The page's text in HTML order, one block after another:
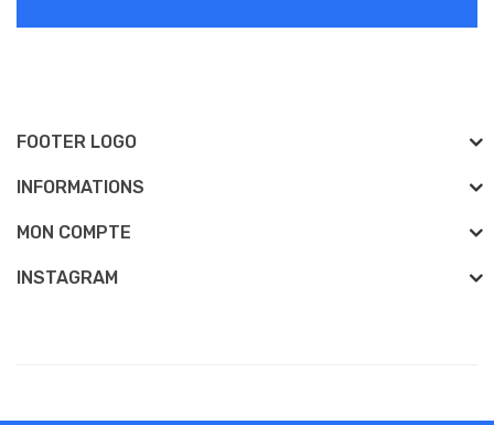
FOOTER LOGO
INFORMATIONS
MON COMPTE
INSTAGRAM